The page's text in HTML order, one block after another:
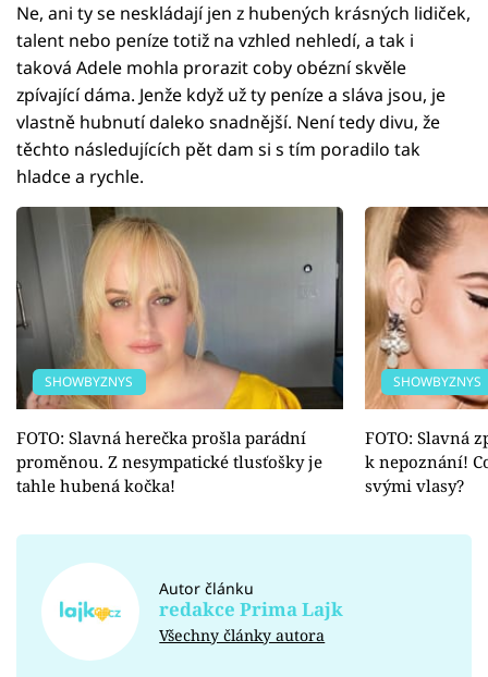
Ne, ani ty se neskládají jen z hubených krásných lidiček,
talent nebo peníze totiž na vzhled nehledí, a tak i
taková Adele mohla prorazit coby obézní skvěle
zpívající dáma. Jenže když už ty peníze a sláva jsou, je
vlastně hubnutí daleko snadnější. Není tedy divu, že
těchto následujících pět dam si s tím poradilo tak
hladce a rychle.
SHOWBYZNYS
FOTO: Slavná herečka prošla parádní
proměnou. Z nesympatické tlusťošky je
tahle hubená kočka!
SHOWBYZNYS
FOTO: Slavná
k nepoznání!
svými vlasy?
Autor článku
redakce Prima Lajk
Všechny články autora